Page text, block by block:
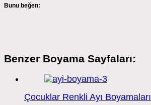
Bunu beğen:
Benzer Boyama Sayfaları:
Çocuklar Renkli Ayı Boyamaları